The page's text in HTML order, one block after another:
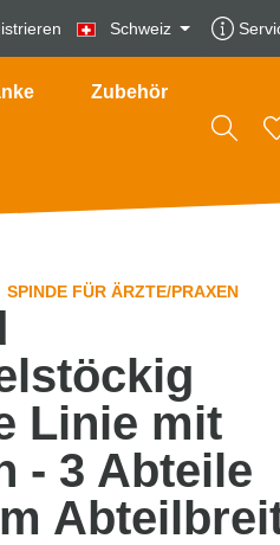
Schweiz
Zubehör
SPINDE FÜR ÄRZTE/PRAXEN
Linie mit
- 3 Abteile